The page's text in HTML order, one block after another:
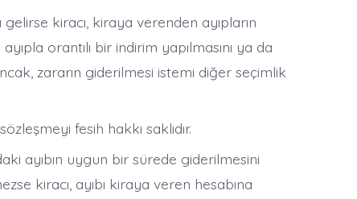
kiracı, kiraya verenden ayıpların
orantılı bir indirim yapılmasını ya da
zararın giderilmesi istemi diğer seçimlik
fesih hakkı saklıdır.
ayıbın uygun bir sürede giderilmesini
kiracı, ayıbı kiraya veren hesabına